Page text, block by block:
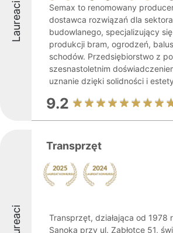
Laureaci
Semax to renomowany
dostawca rozwiązań dla sektora
budowlanego, specjalizujący
produkcji bram, ogrodzeń,
schodów. Przedsiębiorstwo z
szesnastoletnim
uznanie dzięki solidności i
9.2
Transprzęt
Transprzęt, działająca od 1978
Sanoka przy ul. Zabłotce 51,